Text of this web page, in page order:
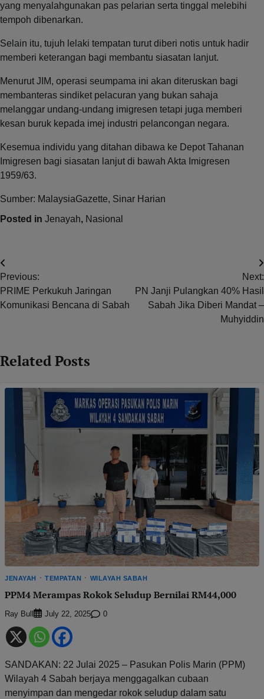
yang menyalahgunakan pas pelarian serta tinggal melebihi
tempoh dibenarkan.
Selain itu, tujuh lelaki tempatan turut diberi notis untuk hadir
memberi keterangan bagi membantu siasatan lanjut.
Menurut JIM, operasi seumpama ini akan diteruskan bagi
membanteras sindiket pelacuran yang bukan sahaja
melanggar undang-undang imigresen tetapi juga memberi
kesan buruk kepada imej industri pelancongan negara.
Kesemua individu yang ditahan dibawa ke Depot Tahanan
Imigresen bagi siasatan lanjut di bawah Akta Imigresen
1959/63.
Sumber: MalaysiaGazette, Sinar Harian
Posted in Jenayah, Nasional
Post
navigation
Previous:
PRIME Perkukuh Jaringan
Komunikasi Bencana di Sabah
Next:
PN Janji Pulangkan 40% Hasil
Sabah Jika Diberi Mandat –
Muhyiddin
Related Posts
JENAYAH TEMPATAN WILAYAH SABAH
PPM4 Merampas Rokok Seludup Bernilai RM44,000
Ray Bull July 22, 2025 0
SANDAKAN: 22 Julai 2025 – Pasukan Polis Marin (PPM)
Wilayah 4 Sabah berjaya menggagalkan cubaan
menyimpan dan mengedar rokok seludup dalam satu